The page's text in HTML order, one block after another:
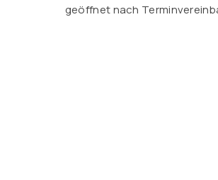
geöffnet nach